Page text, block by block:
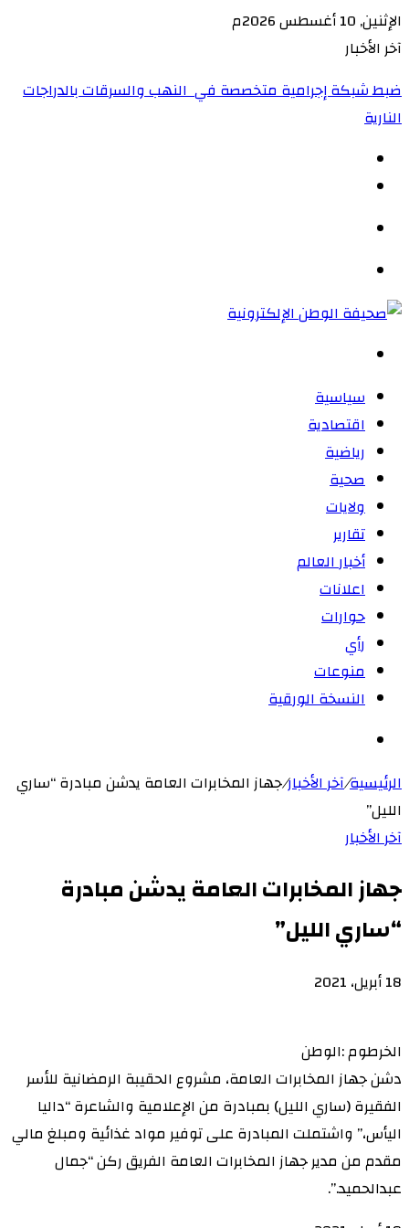
الإثنين, 10 أغسطس 2026م
آخر الأخبار
ضبط شبكة إجرامية متخصصة في النهب والسرقات بالدراجات
النارية‏
سياسية
اقتصادية
رياضية
صحية
ولايات
تقارير
أخبار العالم
اعلانات
حوارات
رأي
منوعات
النسخة الورقية
الرئيسية/آخر الأخبار/جهاز المخابرات العامة يدشن مبادرة “ساري
الليل”
آخر الأخبار
جهاز المخابرات العامة يدشن مبادرة
“ساري الليل”
18 أبريل، 2021
الخرطوم :الوطن
دشن جهاز المخابرات العامة، مشروع الحقيبة الرمضانية للأسر
الفقيرة (ساري الليل) بمبادرة من الإعلامية والشاعرة “داليا
اليأس،” واشتملت المبادرة على توفير مواد غذائية ومبلغ مالي
مقدم من مدير جهاز المخابرات العامة الفريق ركن “جمال
عبدالحميد.”.